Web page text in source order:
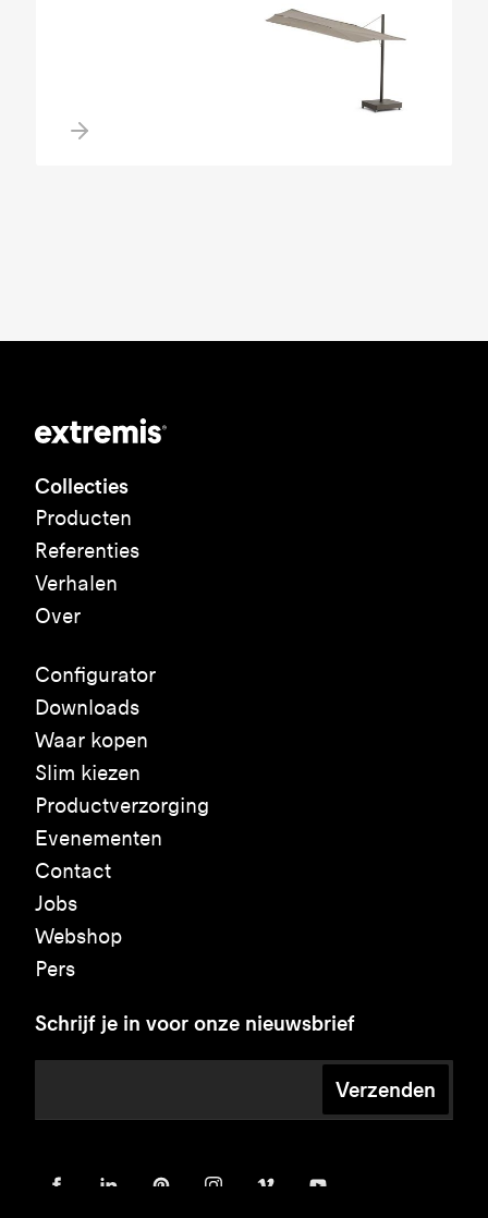
Collecties
Producten
Referenties
Verhalen
Over
Configurator
Downloads
Waar kopen
Slim kiezen
Productverzorging
Evenementen
Contact
Jobs
Webshop
Pers
Schrijf je in voor onze nieuwsbrief
Verzenden